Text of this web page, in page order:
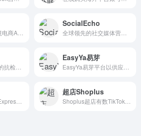
SocialEcho
EasyYa易芽
超店Shoplus